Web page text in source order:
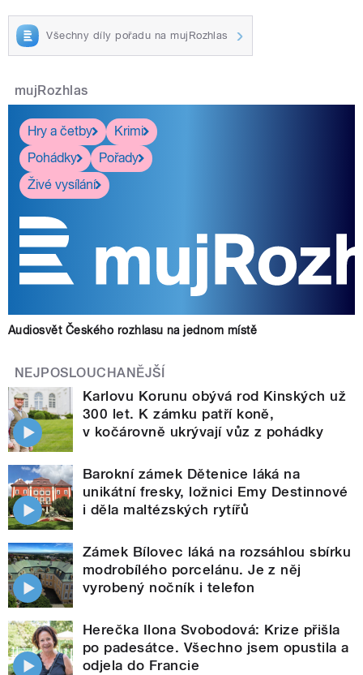
Všechny díly pořadu na mujRozhlas
mujRozhlas
Hry a četby
Krimi
Pohádky
Pořady
Živé vysílání
Audiosvět Českého rozhlasu na jednom místě
NEJPOSLOUCHANĚJŠÍ
Karlovu Korunu obývá rod Kinských už
300 let. K zámku patří koně,
v kočárovně ukrývají vůz z pohádky
Barokní zámek Dětenice láká na
unikátní fresky, ložnici Emy Destinnové
i děla maltézských rytířů
Zámek Bílovec láká na rozsáhlou sbírku
modrobílého porcelánu. Je z něj
vyrobený nočník i telefon
Herečka Ilona Svobodová: Krize přišla
po padesátce. Všechno jsem opustila a
odjela do Francie